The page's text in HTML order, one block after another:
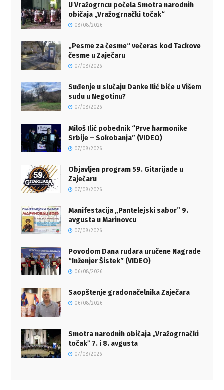
U Vražogrncu počela Smotra narodnih
običaja „Vražogrnački točak“
08/08/2026
„Pesme za česme“ večeras kod Tackove
česme u Zaječaru
07/08/2026
Suđenje u slučaju Danke Ilić biće u Višem
sudu u Negotinu?
07/08/2026
Miloš Ilić pobednik “Prve harmonike
Srbije – Sokobanja” (VIDEO)
07/08/2026
Objavljen program 59. Gitarijade u
Zaječaru
07/08/2026
Manifestacija „Pantelejski sabor” 9.
avgusta u Marinovcu
07/08/2026
Povodom Dana rudara uručene Nagrade
“Inženjer Šistek” (VIDEO)
06/08/2026
Saopštenje gradonačelnika Zaječara
06/08/2026
Smotra narodnih običaja „Vražogrnački
točakˮ 7. i 8. avgusta
07/08/2026